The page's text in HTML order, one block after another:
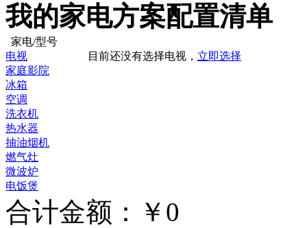
我的家电方案配置清单
家电/型号
电视
目前还没有选择电视， 立即选择
家庭影院
冰箱
空调
洗衣机
热水器
抽油烟机
燃气灶
微波炉
电饭煲
合计金额：￥ 0